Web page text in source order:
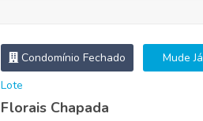
Condomínio Fechado Mude Já
Lote
Florais Chapada